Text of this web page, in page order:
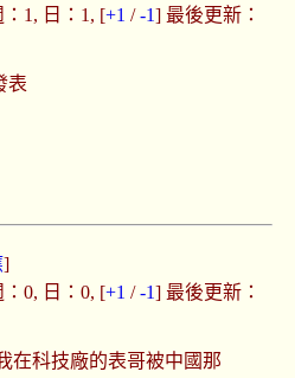
1, 日：1, [+1 /-1] 最後更新：
]
0, 日：0, [+1 /-1] 最後更新：
在科技廠的表哥被中國那